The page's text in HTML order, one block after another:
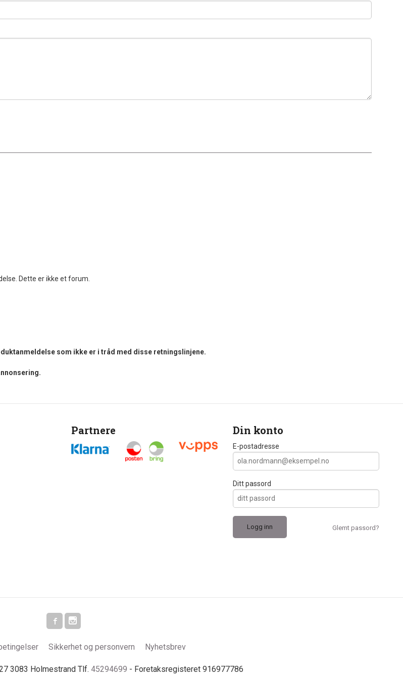
Dette er ikke et forum.
som ikke er i tråd med disse retningslinjene.
Partnere Din konto
E-postadresse
Ditt passord
Glemt passord?
Sikkerhet og personvern Nyhetsbrev
3083 Holmestrand Tlf. 45294699 - Foretaksregisteret 916977786